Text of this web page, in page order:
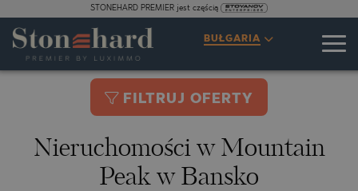
STONEHARD PREMIER jest częścią
BUŁGARIA
FILTRUJ OFERTY
Nieruchomości w Mountain
Peak w Bansko